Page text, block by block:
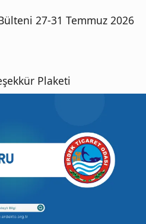
27-31 Temmuz 2026
Plaketi